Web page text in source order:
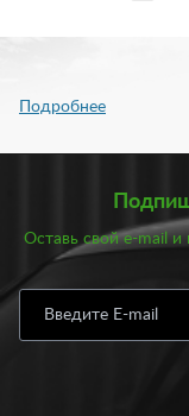
Оставь свой e-mail